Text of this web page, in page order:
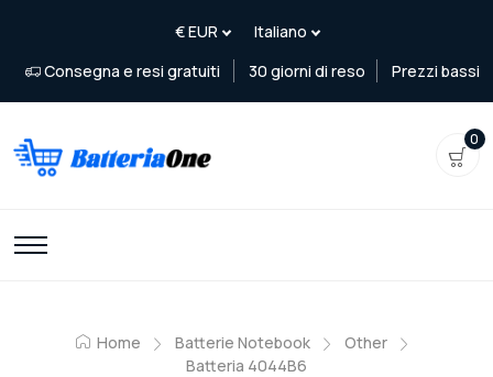
Consegna e resi gratuiti 30 giorni di reso Prezzi bassi
0
Home Batterie Notebook
Other
Batteria 4044B6